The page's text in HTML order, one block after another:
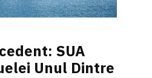
SUA
Unul Dintre